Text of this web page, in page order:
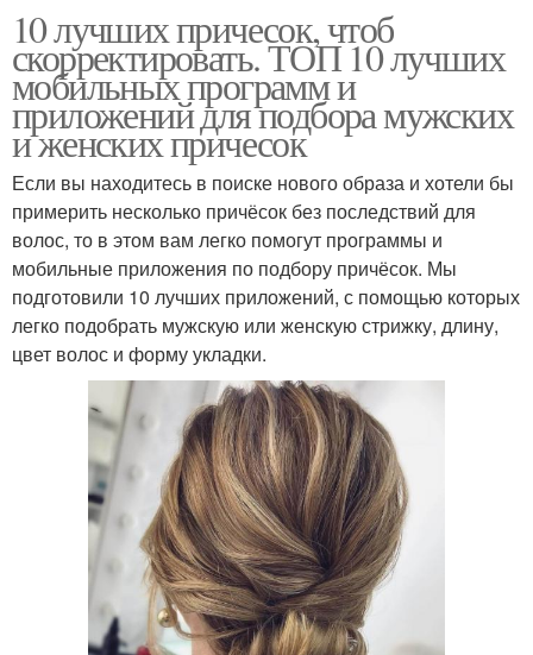
10 лучших причесок, чтоб
скорректировать. ТОП 10 лучших
мобильных программ и
приложений для подбора мужских
и женских причесок
Если вы находитесь в поиске нового образа и хотели бы
примерить несколько причёсок без последствий для
волос, то в этом вам легко помогут программы и
мобильные приложения по подбору причёсок. Мы
подготовили 10 лучших приложений, с помощью которых
легко подобрать мужскую или женскую стрижку, длину,
цвет волос и форму укладки.